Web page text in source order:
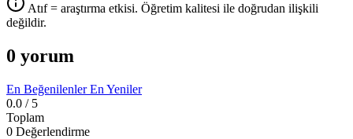
Atıf = araştırma etkisi. Öğretim kalitesi ile doğrudan ilişkili
değildir.
0 yorum
En BeğenilenlerEn Yeniler
0.0 / 5
Toplam
0 Değerlendirme